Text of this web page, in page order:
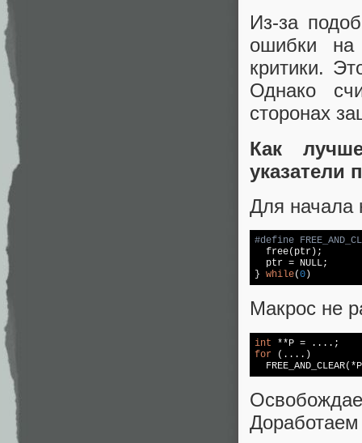
Из-за
ошибки на
критики.
Однако
сторонах
Как
указатели
Для начала
#define
free(ptr);
  ptr =
NULL;
} while(0 )
Макрос не
int
for (....)